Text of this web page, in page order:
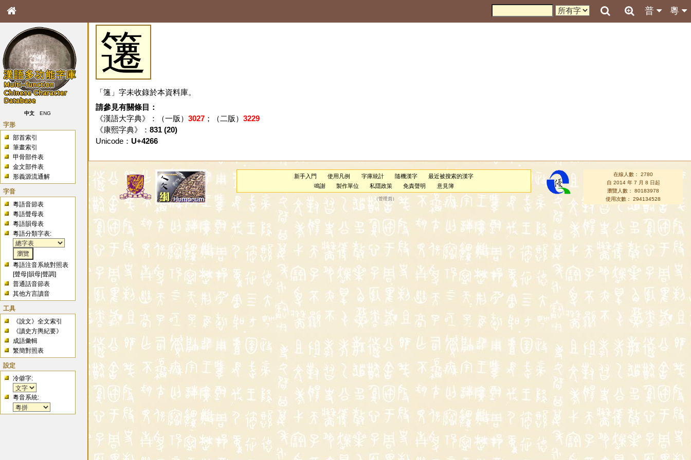
粵
普
中文 ENG
字形
部首索引
筆畫索引
甲骨部件表
金文部件表
形義源流通解
字音
粵語音節表
粵語聲母表
粵語韻母表
粵語分類字表:
粵語注音系統對照表
[聲母 |韻母 |聲調]
普通話音節表
其他方言讀音
工具
《說文》全文索引
《讀史方輿紀要》
成語彙輯
繁簡對照表
設定
冷僻字:
粵音系統:
䉦
「䉦」字未收錄於本資料庫。
請參見有關條目：
《漢語大字典》：（一版） 3027；（二版） 3229
《康熙字典》： 831 (20)
Unicode： U+4266
新手入門 使用凡例 字庫統計 隨機漢字
最近被搜索的漢字
鳴謝
製作單位 私隱政策 免責聲明 意見簿
（管理員 ）
在線人數： 2780
自 2014 年 7 月 8 日起
瀏覽人數： 80183978
使用次數： 294134528